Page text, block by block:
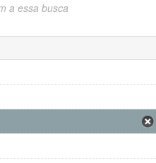
a essa busca